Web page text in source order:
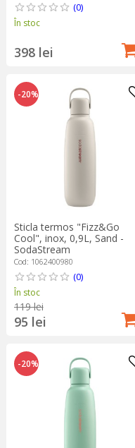
(0)
În stoc
398 lei
-20%
Sticla termos "Fizz&Go
Cool", inox, 0,9L, Sand -
SodaStream
Cod: 1062400980
(0)
În stoc
119 lei
95 lei
-20%